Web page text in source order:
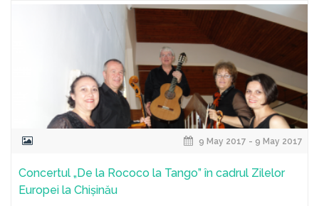
9 May 2017 - 9 May 2017
Concertul „De la Rococo la Tango” în cadrul Zilelor
Europei la Chișinău